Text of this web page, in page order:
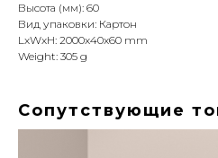
Высота (мм): 60
Вид упаковки: Картон
LxWxH: 2000x40x60 mm
Weight: 305 g
Сопутствующие